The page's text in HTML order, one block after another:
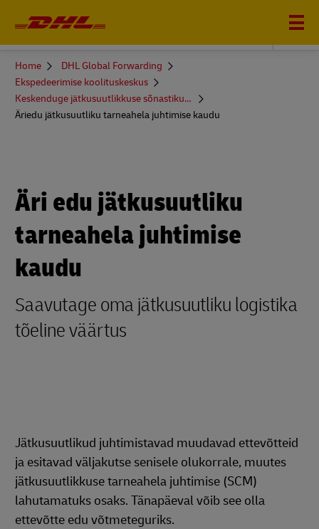
DHL Global Forwarding
You
here
Home
DHL Global Forwarding
Ekspedeerimise koolituskeskus
Keskenduge jätkusuutlikkuse sõnastikule ja enamale
Äriedu jätkusuutliku tarneahela juhtimise kaudu
Äri edu jätkusuutliku
tarneahela juhtimise
kaudu
Saavutage oma jätkusuutliku logistika
tõeline väärtus
Jätkusuutlikud juhtimistavad muudavad ettevõtteid
ja esitavad väljakutse senisele olukorrale, muutes
jätkusuutlikkuse tarneahela juhtimise (SCM)
lahutamatuks osaks. Tänapäeval võib see olla
ettevõtte edu võtmeteguriks.